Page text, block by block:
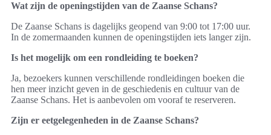
Wat zijn de openingstijden van de Zaanse Schans?
De Zaanse Schans is dagelijks geopend van 9:00 tot 17:00 uur.
In de zomermaanden kunnen de openingstijden iets langer zijn.
Is het mogelijk om een rondleiding te boeken?
Ja, bezoekers kunnen verschillende rondleidingen boeken die
hen meer inzicht geven in de geschiedenis en cultuur van de
Zaanse Schans. Het is aanbevolen om vooraf te reserveren.
Zijn er eetgelegenheden in de Zaanse Schans?